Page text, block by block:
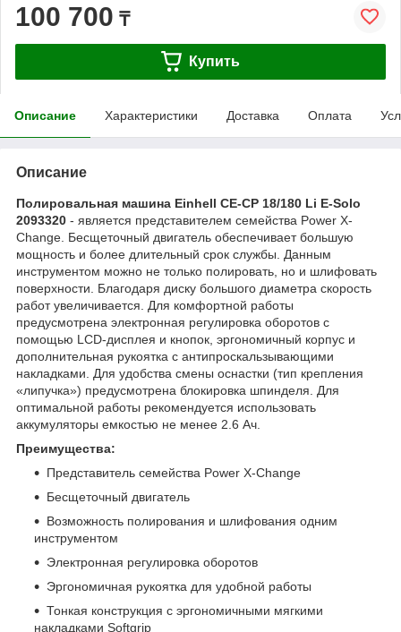
100 700 ₸
Купить
Описание Характеристики Доставка Оплата
Описание
Полировальная машина Einhell CE-CP 18/180 Li E-Solo
2093320 - является представителем семейства Power X-
Change. Бесщеточный двигатель обеспечивает большую
мощность и более длительный срок службы. Данным
инструментом можно не только полировать, но и шлифовать
поверхности. Благодаря диску большого диаметра скорость
работ увеличивается. Для комфортной работы
предусмотрена электронная регулировка оборотов с
помощью LCD-дисплея и кнопок, эргономичный корпус и
дополнительная рукоятка с антипроскальзывающими
накладками. Для удобства смены оснастки (тип крепления
«липучка») предусмотрена блокировка шпинделя. Для
оптимальной работы рекомендуется использовать
аккумуляторы емкостью не менее 2.6 Ач.
Преимущества:
Представитель семейства Power X-Change
Бесщеточный двигатель
Возможность полирования и шлифования одним
инструментом
Электронная регулировка оборотов
Эргономичная рукоятка для удобной работы
Тонкая конструкция с эргономичными мягкими
накладками Softgrip